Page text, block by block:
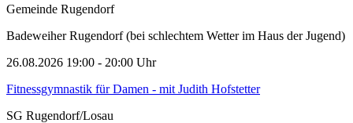
Gemeinde Rugendorf
Badeweiher Rugendorf (bei schlechtem Wetter im Haus der Jugend)
26.08.2026 19:00 - 20:00 Uhr
Fitnessgymnastik für Damen - mit Judith Hofstetter
SG Rugendorf/Losau